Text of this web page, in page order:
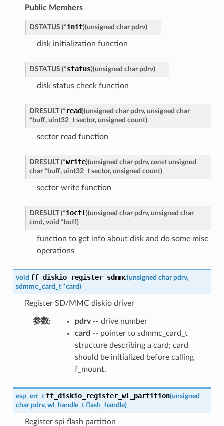
Public Members
DSTATUS (*init)(unsigned char pdrv)
disk initialization function
DSTATUS (*status)(unsigned char pdrv)
disk status check function
DRESULT (* read)(unsigned char pdrv, unsigned char
* buff, uint32_t sector, unsigned count)
sector read function
DRESULT (*write)(unsigned char pdrv, const unsigned
char * buff, uint32_t sector, unsigned count)
sector write function
DRESULT (*ioctl)(unsigned char pdrv, unsigned char
cmd, void * buff)
function to get info about disk and do some misc
operations
void ff_diskio_register_sdmmc(unsigned char pdrv,
sdmmc_card_t *card)
Register SD/MMC diskio driver
参数: pdrv-- drive number
card -- pointer to sdmmc_card_t
structure describing a card; card
should be initialized before calling
f_mount.
esp_err_t ff_diskio_register_wl_partition(unsigned
char pdrv, wl_handle_t flash_handle)
Register spi flash partition